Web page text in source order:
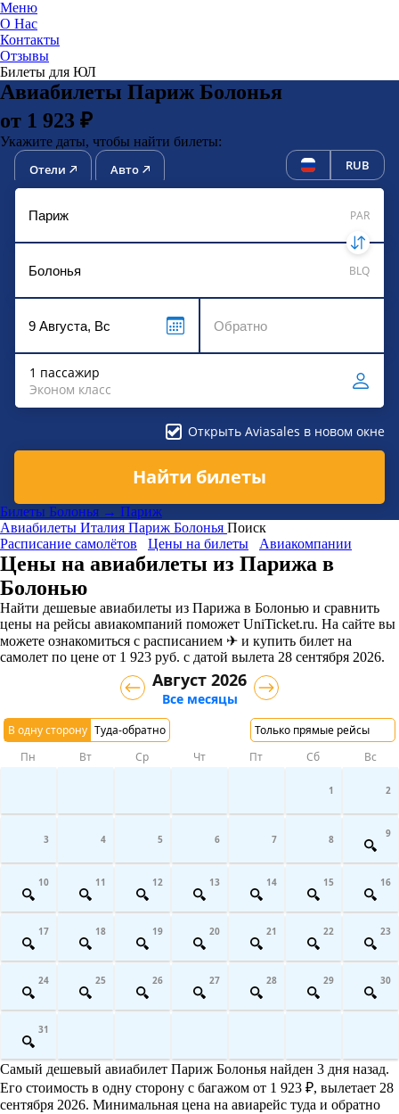
Меню
О Нас
Контакты
Отзывы
Билеты для ЮЛ
Авиабилеты Париж Болонья
от 1 923 ₽
Укажите даты, чтобы найти билеты:
Отели Авто RUB
PAR
BLQ
1 пассажир
Эконом класс
Открыть Aviasales в новом окне
Найти билеты
Билеты Болонья → Париж
Авиабилеты Италия Париж Болонья Поиск
Расписание самолётов
Цены на билеты Авиакомпании
Цены на авиабилеты из Парижа в
Болонью
Найти дешевые авиабилеты из Парижа в Болонью и сравнить
цены на рейсы авиакомпаний поможет UniTicket.ru. На сайте вы
можете ознакомиться с расписанием ✈ и купить билет на
самолет по цене от 1 923 руб. с датой вылета 28 сентября 2026.
В одну сторону Туда-обратно Только прямые рейсы
Август 2026
Все месяцы
Пн Вт Ср Чт Пт Сб Вс
1 2
3 4 5 6 7 8 9
10 11 12 13 14 15 16
17 18 19 20 21 22 23
24 25 26 27 28 29 30
31
Самый дешевый авиабилет Париж Болонья найден 3 дня назад.
Его стоимость в одну сторону с багажом от 1 923 ₽, вылетает 28
сентября 2026. Минимальная цена на авиарейс туда и обратно